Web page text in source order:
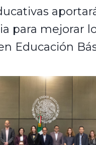
para mejorar
Educación